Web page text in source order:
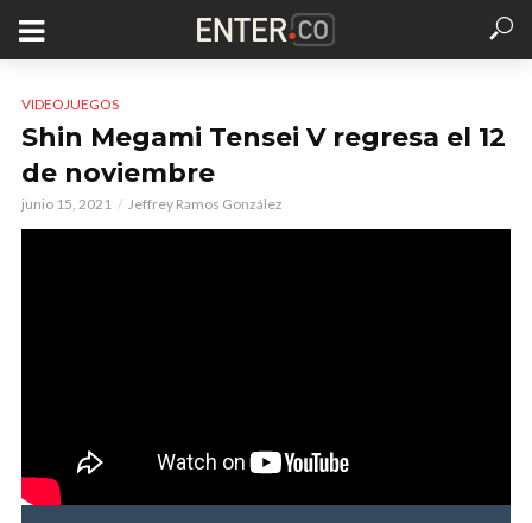
VIDEOJUEGOS
Shin Megami Tensei V regresa el 12
de noviembre
junio 15, 2021 Jeffrey Ramos González